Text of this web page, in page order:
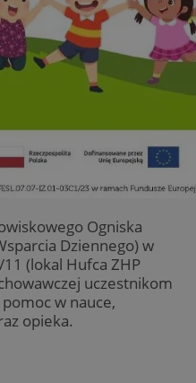
Ogniska
Dziennego) w
(lokal Hufca ZHP
uczestnikom
w nauce,
opieka.